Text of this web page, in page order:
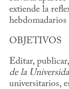
extiende la
OBJETIVOS
Editar,
de la
universitarios,